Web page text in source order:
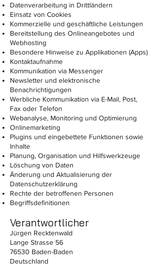
Datenverarbeitung in Drittländern
Einsatz von Cookies
Kommerzielle und geschäftliche Leistungen
Bereitstellung des Onlineangebotes und
Webhosting
Besondere Hinweise zu Applikationen (Apps)
Kontaktaufnahme
Kommunikation via Messenger
Newsletter und elektronische
Benachrichtigungen
Werbliche Kommunikation via E-Mail, Post,
Fax oder Telefon
Webanalyse, Monitoring und Optimierung
Onlinemarketing
Plugins und eingebettete Funktionen sowie
Inhalte
Planung, Organisation und Hilfswerkzeuge
Löschung von Daten
Änderung und Aktualisierung der
Datenschutzerklärung
Rechte der betroffenen Personen
Begriffsdefinitionen
Verantwortlicher
Jürgen Recktenwald
Lange Strasse 56
76530 Baden-Baden
Deutschland